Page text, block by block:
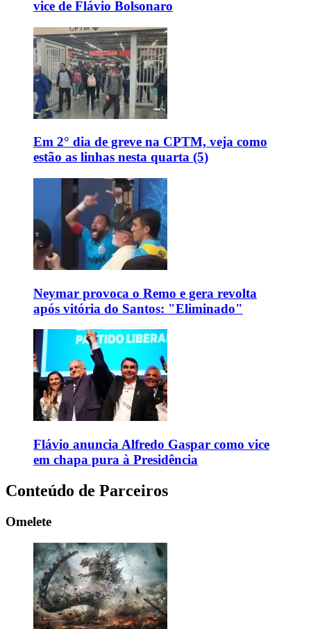
vice de Flávio Bolsonaro
Em 2° dia de greve na CPTM, veja como
estão as linhas nesta quarta (5)
Neymar provoca o Remo e gera revolta
após vitória do Santos: "Eliminado"
Flávio anuncia Alfredo Gaspar como vice
em chapa pura à Presidência
Conteúdo de Parceiros
Omelete